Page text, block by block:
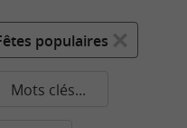
populaires
Mots clés...